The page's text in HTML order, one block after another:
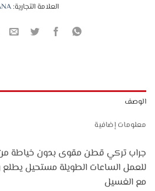
العلامة التجارية:
الوصف
معلومات إضافية
جراب تركي قطن مقوى بدون خياطة من
للعمل الساعات الطويلة مستحيل يطلع
مع الغسيل